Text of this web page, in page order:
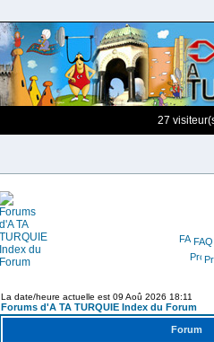
27
FAQ
La date/heure actuelle est 09 Aoû 2026 18:11
Forums d'A TA TURQUIE Index du Forum
Forum